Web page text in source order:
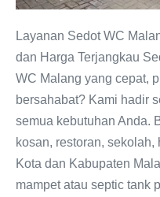
Layanan Sedot WC
dan Harga Terjangkau
WC Malang yang cepat,
bersahabat? Kami hadir
semua kebutuhan Anda.
kosan, restoran,
Kota dan Kabupaten
mampet atau septic tank